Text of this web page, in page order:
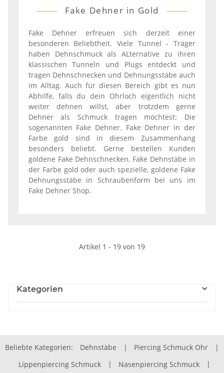
Fake Dehner in Gold
Fake Dehner erfreuen sich derzeit einer
besonderen Beliebtheit. Viele Tunnel - Träger
haben Dehnschmuck als ALternative zu ihren
klassischen Tunneln und Plugs entdeckt und
tragen Dehnschnecken und Dehnungsstäbe auch
im Alltag. Auch für diesen Bereich gibt es nun
Abhilfe, falls du dein Ohrloch eigentlich nicht
weiter dehnen willst, aber trotzdem gerne
Dehner als Schmuck tragen möchtest: Die
sogenannten Fake Dehner. Fake Dehner in der
Farbe gold sind in diesem Zusammenhang
besonders beliebt. Gerne bestellen Kunden
goldene Fake Dehnschnecken, Fake Dehnstäbe in
der Farbe gold oder auch spezielle, goldene Fake
Dehnungsstäbe in Schraubenform bei uns im
Fake Dehner Shop.
Artikel 1 - 19 von 19
Kategorien
Beliebte Kategorien: Dehnstäbe | Piercing Schmuck Ohr
|
Lippenpiercing Schmuck
| Nasenpiercing Schmuck
|